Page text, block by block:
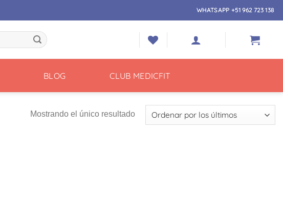
WHATSAPP +51 962 723 138
BLOG CLUB MEDICFIT
Mostrando el único resultado